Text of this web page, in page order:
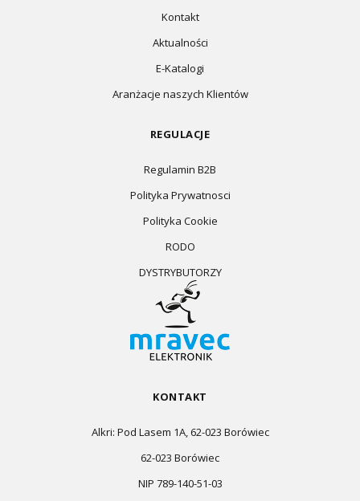
Kontakt
Aktualności
E-Katalogi
Aranżacje naszych Klientów
REGULACJE
Regulamin B2B
Polityka Prywatnosci
Polityka Cookie
RODO
DYSTRYBUTORZY
KONTAKT
Alkri: Pod Lasem 1A, 62-023 Borówiec
62-023 Borówiec
NIP 789-140-51-03